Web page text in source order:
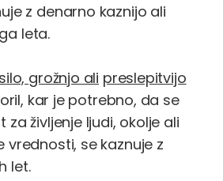
z denarno kaznijo ali
leta.
grožnjo ali preslepitvijo
kar je potrebno, da se
življenje ljudi, okolje ali
vrednosti, se kaznuje z
let.